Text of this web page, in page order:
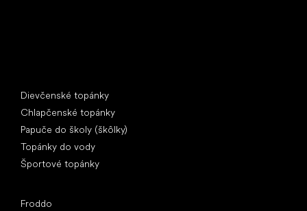
Dievčenské topánky
Chlapčenské topánky
Papuče do školy (škôlky)
Topánky do vody
Športové topánky
Froddo